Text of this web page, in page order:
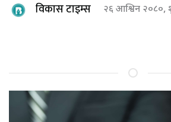
विकास टाइम्स २६ आश्विन २०८०,